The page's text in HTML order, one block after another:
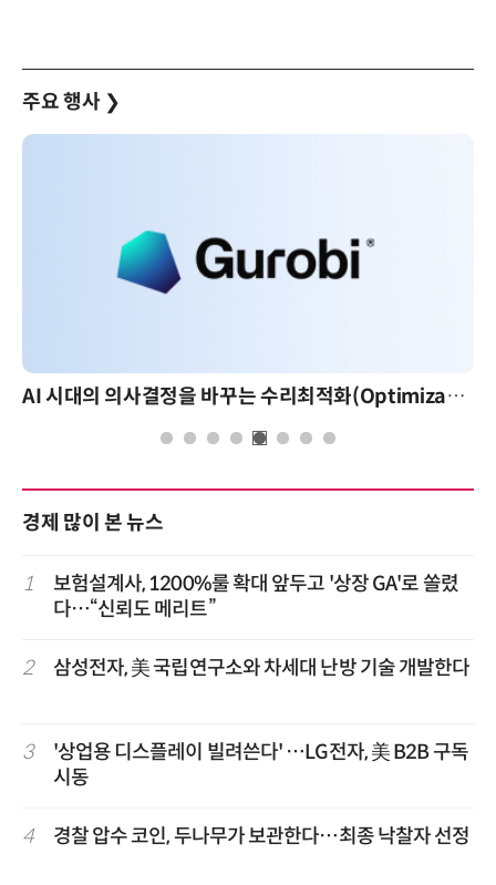
주요 행사 ❯
AI 시대의 의사결정을 바꾸는 수리최적화(Optimization): 실제 산업 적용 사례와 활용 전략 AI 핀옵스 실전 세미나: 폭증하는 AI 토
경제 많이 본 뉴스
1
보험설계사, 1200%룰 확대 앞두고 '상장 GA'로 쏠렸
다…“신뢰도 메리트”
2 삼성전자, 美 국립연구소와 차세대 난방 기술 개발한다
3
'상업용 디스플레이 빌려쓴다' …LG전자, 美 B2B 구독
시동
4 경찰 압수 코인, 두나무가 보관한다…최종 낙찰자 선정